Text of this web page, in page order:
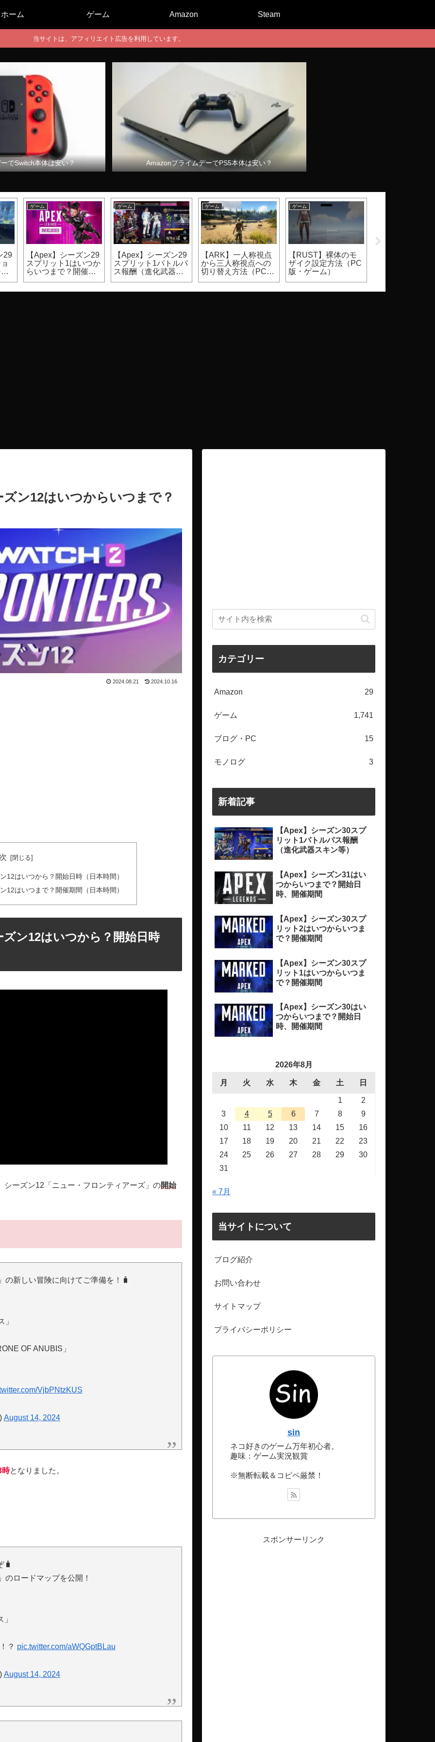
ホーム ゲーム Amazon Steam
当サイトは、アフィリエイト広告を利用しています。
でSwitch本体は安い？ AmazonプライムデーでPS5本体は安い？
30
ゲーム
【Apex】シーズン29
はいつからいつま
で？開催期間、終了
ゲーム
【Apex】シーズン29
スプリット2はいつか
らいつまで？開催期
ゲーム
【Apex】シーズン30
マップローテーショ
ン（ランクマッチ、
ゲーム
【Apex】サイバーパ
ンクコラボイベント
限定スキン、入手方
ン12はいつからいつまで？
2024.08.21 2024.10.16
12はいつから？開始日時（日本時間）
12はいつまで？開催期間（日本時間）
ン12はいつから？開始日時
シーズン12「ニュー・フロンティアーズ」の開始
新しい冒険に向けてご準備を！🧳
OF ANUBIS」
VjbPNtzKUS
August 14, 2024
時となりました。
🧳
ロードマップを公開！
？ pic.twitter.com/aWQGptBLau
August 14, 2024
カテゴリー
Amazon 29
ゲーム 1,741
ブログ・PC 15
モノログ 3
新着記事
【Apex】シーズン30スプ
リット1バトルパス報酬
（進化武器スキン等）
【Apex】シーズン31はい
つからいつまで？開始日
時、開催期間
【Apex】シーズン30スプ
リット2はいつからいつま
で？開催期間
【Apex】シーズン30スプ
リット1はいつからいつま
で？開催期間
【Apex】シーズン30はい
つからいつまで？開始日
時、開催期間
2026年8月
月 火 水 木 金 土 日
1
2
3
4 5 6 7 8
9
10
11 12 13 14 15
16
17
18 19 20 21 22
23
24
25 26 27 28 29
30
31
« 7月
当サイトについて
ブログ紹介
お問い合わせ
サイトマップ
プライバシーポリシー
sin
ネコ好きのゲーム万年初心者。
趣味：ゲーム実況観賞
※無断転載＆コピペ厳禁！
スポンサーリンク